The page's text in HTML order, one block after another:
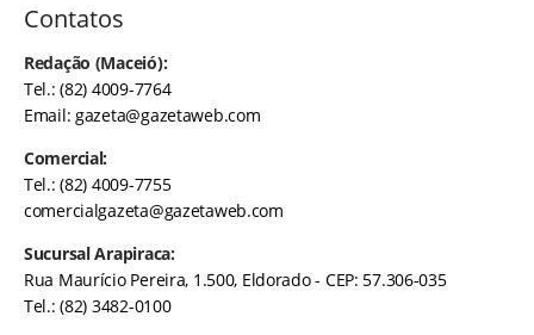
Contatos
Redação (Maceió):
Tel.: (82) 4009-7764
Email:gazeta@gazetaweb.com
Comercial:
Tel.: (82) 4009-7755
comercialgazeta@gazetaweb.com
Sucursal Arapiraca:
Rua Maurício Pereira, 1.500, Eldorado - CEP: 57.306-035
Tel.: (82) 3482-0100